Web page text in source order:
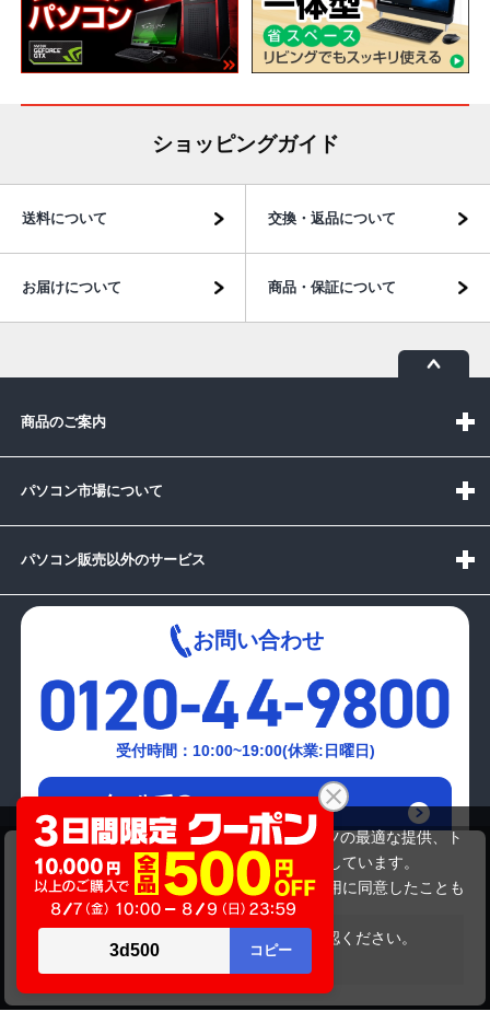
DELL XPS 8300
商品価格 60,280円
在庫がありません
ショッピングガイド
送料について 交換・返品について
お届けについて 商品・保証について
商品のご案内
パソコン市場について
パソコン販売以外のサービス
お問い合わせ
受付時間：10:00~19:00(休業:日曜日)
メールでの
お問い合わせはこちら
当サイトでは利用体験の向上およびコンテンツの最適な提供、ト
ラフィックの分析を目的としてCookieを使用しています。
サイトの閲覧を継続された場合、Cookieの利用に同意したことも
のといたします。
をご確認ください。
承諾する